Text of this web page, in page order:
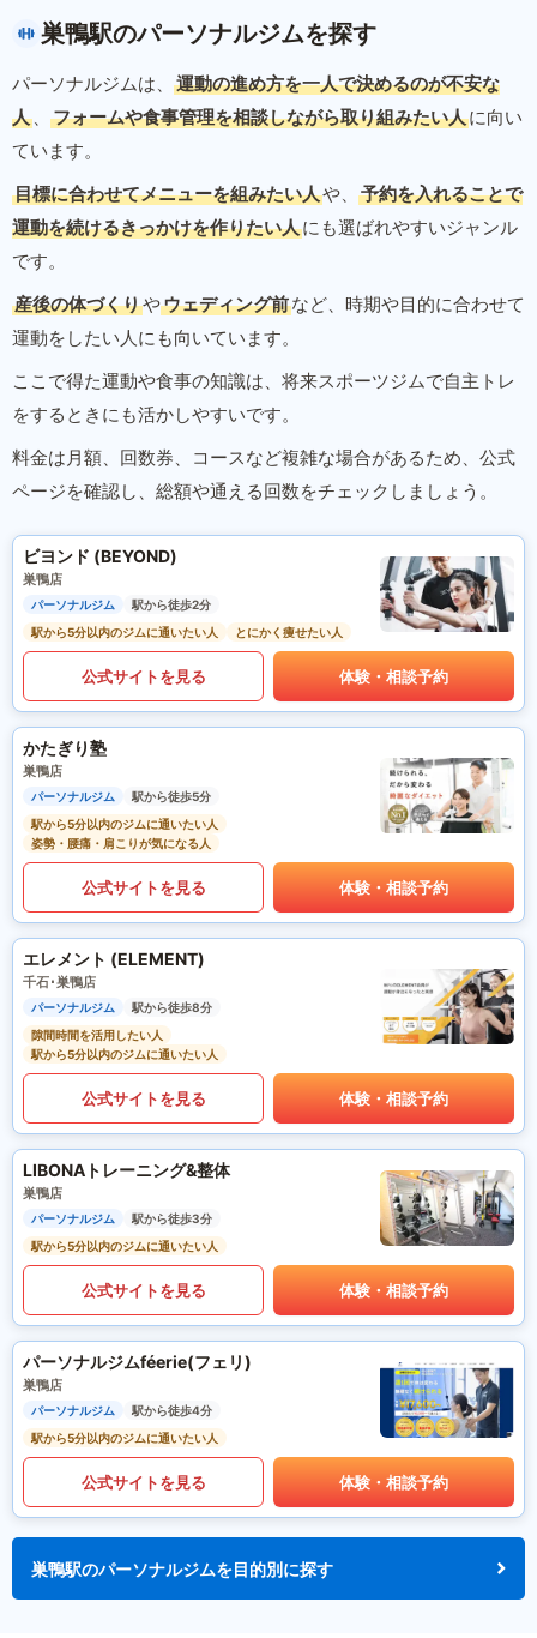
巣鴨駅のパーソナルジムを探す
パーソナルジムは、
運動の進め方を一人で決めるのが不安な
人 、 フォームや食事管理を相談しながら取り組みたい人に向い
ています。
目標に合わせてメニューを組みたい人や、
予約を入れることで
運動を続けるきっかけを作りたい人にも選ばれやすいジャンル
です。
産後の体づくりやウェディング前など、時期や目的に合わせて
運動をしたい人にも向いています。
ここで得た運動や食事の知識は、将来スポーツジムで自主トレ
をするときにも活かしやすいです。
料金は月額、回数券、コースなど複雑な場合があるため、公式
ページを確認し、総額や通える回数をチェックしましょう。
ビヨンド (BEYOND)
巣鴨店
パーソナルジム
駅から徒歩2分
駅から5分以内のジムに通いたい人
とにかく痩せたい人
公式サイトを見る 体験・相談予約
かたぎり塾
巣鴨店
パーソナルジム
駅から徒歩5分
駅から5分以内のジムに通いたい人
姿勢・腰痛・肩こりが気になる人
公式サイトを見る 体験・相談予約
エレメント (ELEMENT)
千石･巣鴨店
パーソナルジム
駅から徒歩8分
隙間時間を活用したい人
駅から5分以内のジムに通いたい人
公式サイトを見る 体験・相談予約
LIBONAトレーニング&整体
巣鴨店
パーソナルジム
駅から徒歩3分
駅から5分以内のジムに通いたい人
公式サイトを見る 体験・相談予約
パーソナルジムféerie(フェリ)
巣鴨店
パーソナルジム
駅から徒歩4分
駅から5分以内のジムに通いたい人
公式サイトを見る 体験・相談予約
巣鴨駅のパーソナルジムを目的別に探す